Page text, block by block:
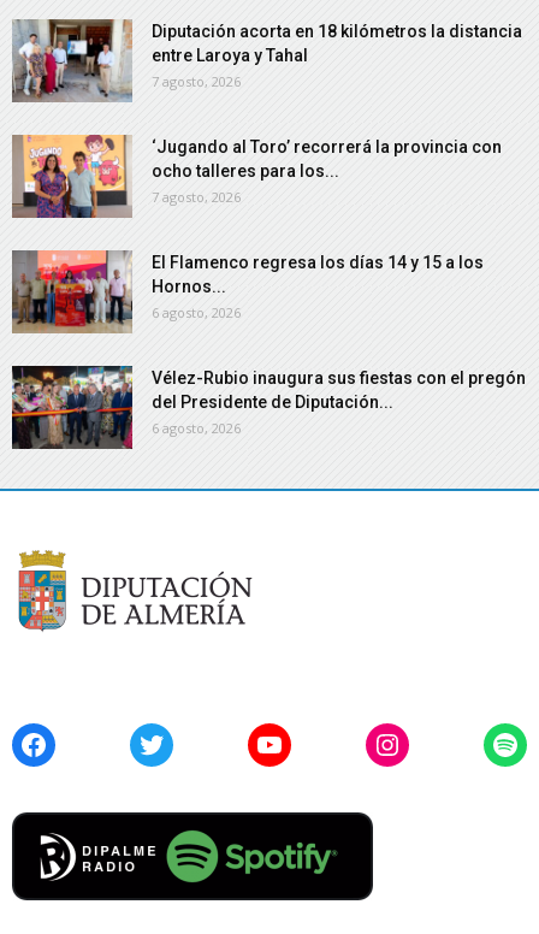
Diputación acorta en 18 kilómetros la distancia
entre Laroya y Tahal
7 agosto, 2026
‘Jugando al Toro’ recorrerá la provincia con
ocho talleres para los...
7 agosto, 2026
El Flamenco regresa los días 14 y 15 a los
Hornos...
6 agosto, 2026
Vélez-Rubio inaugura sus fiestas con el pregón
del Presidente de Diputación...
6 agosto, 2026
FacebookTwitter YouTubeInstagram